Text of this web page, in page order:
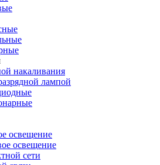
накаливания
лампой
освещение
освещение
сети